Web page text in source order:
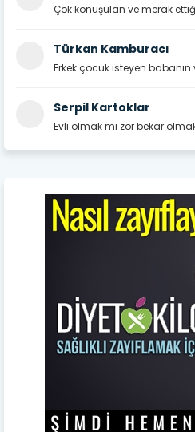
Çok konuşulan ve merak
Türkan Kamburacı
Erkek çocuk isteyen babanın
Serpil Kartoklar
Evli olmak mı zor bekar